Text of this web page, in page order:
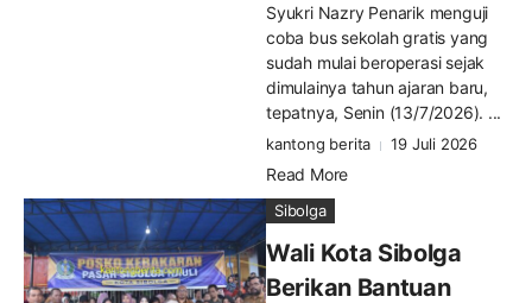
Syukri Nazry Penarik menguji
coba bus sekolah gratis yang
sudah mulai beroperasi sejak
dimulainya tahun ajaran baru,
tepatnya, Senin (13/7/2026). ...
kantong berita 19 Juli 2026
Read More
Sibolga
Wali Kota Sibolga
Berikan Bantuan